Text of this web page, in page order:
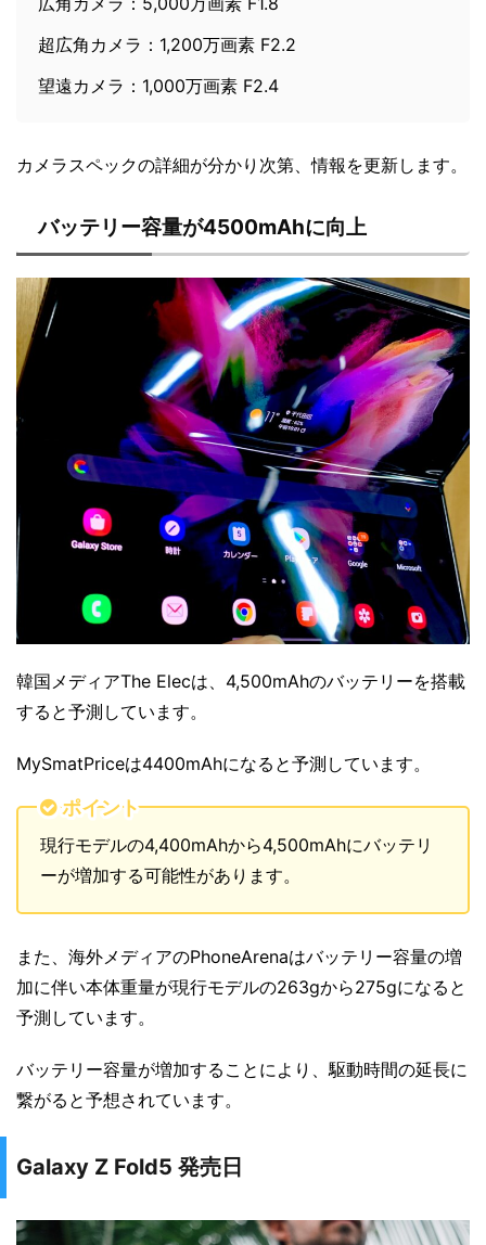
超広角カメラ：1,200万画素 F2.2
望遠カメラ：1,000万画素 F2.4
カメラスペックの詳細が分かり次第、情報を更新します。
バッテリー容量が4500mAhに向上
韓国メディアThe Elecは、4,500mAhのバッテリーを搭載
すると予測しています。
MySmatPriceは4400mAhになると予測しています。
ポイント
現行モデルの4,400mAhから4,500mAhにバッテリ
ーが増加する可能性があります。
また、海外メディアのPhoneArenaはバッテリー容量の増
加に伴い本体重量が現行モデルの263gから275gになると
予測しています。
バッテリー容量が増加することにより、駆動時間の延長に
繋がると予想されています。
Galaxy Z Fold5 発売日